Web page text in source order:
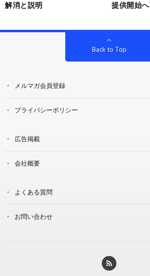
解消と説明
提供開始へ
Back to Top
メルマガ会員登録
プライバシーポリシー
広告掲載
会社概要
よくある質問
お問い合わせ